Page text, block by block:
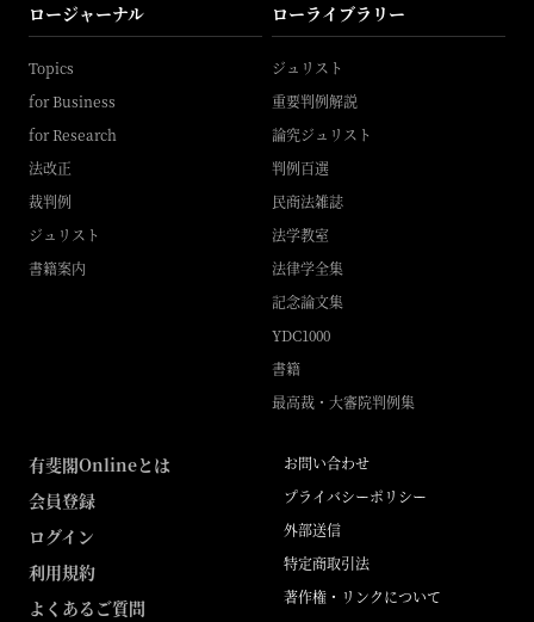
ロージャーナル
Topics
for Business
for Research
法改正
裁判例
ジュリスト
書籍案内
ローライブラリー
ジュリスト
重要判例解説
論究ジュリスト
判例百選
民商法雑誌
法学教室
法律学全集
記念論文集
YDC1000
書籍
最高裁・大審院判例集
有斐閣Onlineとは
会員登録
ログイン
利用規約
よくあるご質問
お問い合わせ
プライバシーポリシー
外部送信
特定商取引法
著作権・リンクについて